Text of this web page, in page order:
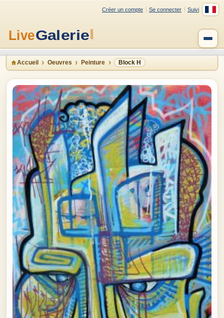
Créer un compte Se connecter Suivi
Accueil Oeuvres Peinture Block H